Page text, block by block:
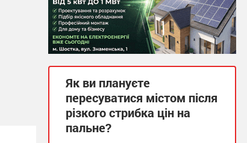
Як ви плануєте
пересуватися містом після
різкого стрибка цін на
пальне?